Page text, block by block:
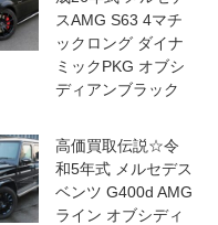
スAMG S63 4マチ
ックロング ダイナ
ミックPKG オブシ
ディアンブラック
高価買取伝説☆令
和5年式 メルセデス
ベンツ G400d AMG
ライン オブシディ